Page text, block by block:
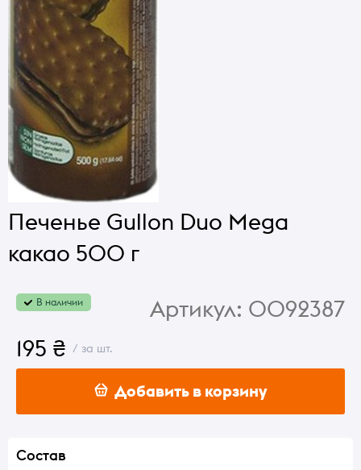
Печенье Gullon Duo Mega
какао 500 г
В наличии Артикул: 0092387
195 ₴ / за шт.
Добавить в корзину
Состав